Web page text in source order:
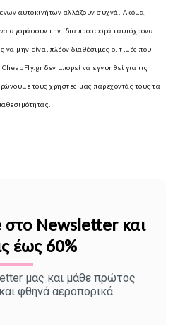
αυτοκινήτων αλλάζουν συχνά. Ακόμα,
αγοράσουν την ίδια προσφορά ταυτόχρονα.
μην είναι πλέον διαθέσιμες οι τιμές που
δεν μπορεί να εγγυηθεί για τις
τους χρήστες μας παρέχοντάς τους τα
στο Newsletter και
έως 60%
μας και μάθε πρώτος
φθηνά αεροπορικά